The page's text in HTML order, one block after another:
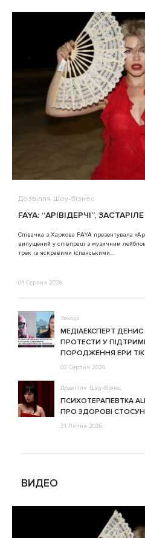
Дозвілля Шоу-бізнес
FAYA: “АРІВІДЕРЧІ”,
Співачка з Харкова FAYA презентувала
випущений у співпраці з музичним
трек із яскравими іспанськими...
04 Серпня 2026
Заходи
МЕДІАЕКСПЕРТ ДЕНИС
ПРОТЕСТИ У
ПОРОДЖЕННЯ ЕРИ
03 Серпня 2026
Дозвілля Шоу-бізнес
ПСИХОТЕРАПЕВТКА
ПРО ЗДОРОВІ
31 Липня 2026
ВИДЕО